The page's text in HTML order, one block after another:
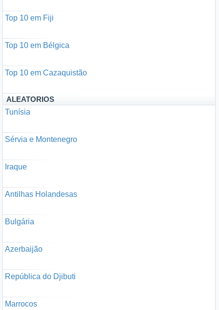
Top 10 em Fiji
Top 10 em Bélgica
Top 10 em Cazaquistão
ALEATORIOS
Tunísia
Sérvia e Montenegro
Iraque
Antilhas Holandesas
Bulgária
Azerbaijão
República do Djibuti
Marrocos